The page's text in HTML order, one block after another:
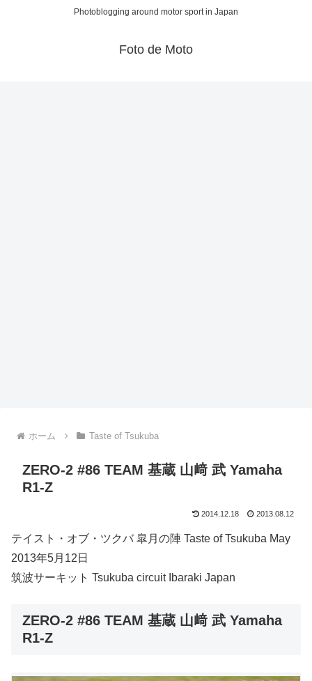
Photoblogging around motor sport in Japan
Foto de Moto
ホーム Taste of Tsukuba
ZERO-2 #86 TEAM 基蔵 山﨑 武 Yamaha
R1-Z
2014.12.18 2013.08.12
テイスト・オブ・ツクバ 皐月の陣 Taste of Tsukuba May
2013年5月12日
筑波サーキット Tsukuba circuit Ibaraki Japan
ZERO-2 #86 TEAM 基蔵 山﨑 武 Yamaha
R1-Z